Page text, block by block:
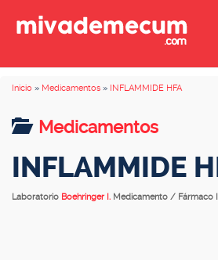
Inicio » Medicamentos » INFLAMMIDE HFA
Medicamentos
INFLAMMIDE
Laboratorio Boehringer I. Medicamento / Fármaco